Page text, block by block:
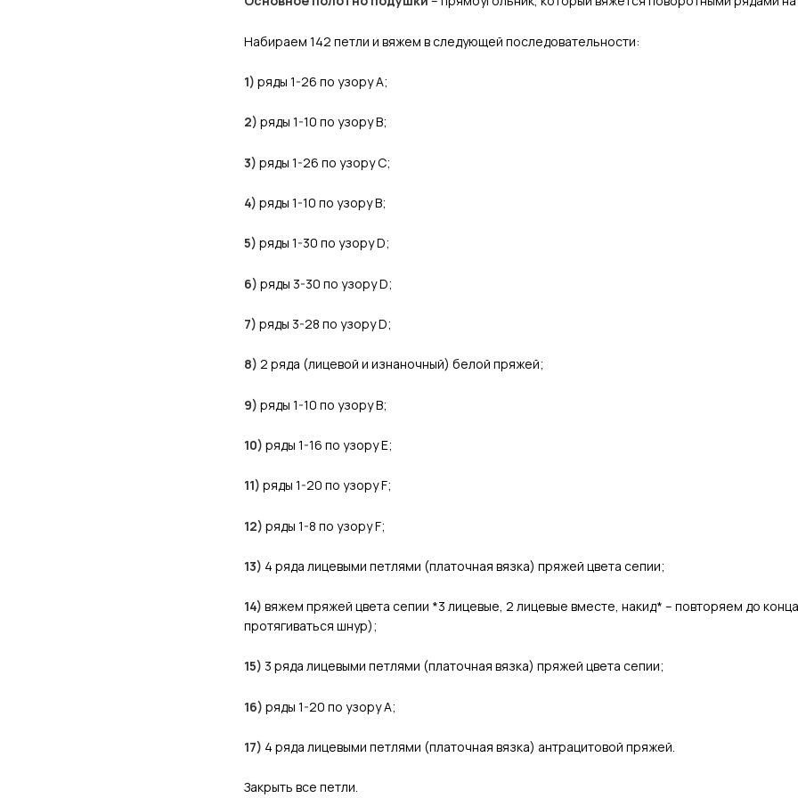
Набираем 142 петли и вяжем в следующей последовательности:
1) ряды 1-26 по узору А;
2) ряды 1-10 по узору В;
3) ряды 1-26 по узору С;
4) ряды 1-10 по узору В;
5) ряды 1-30 по узору D;
6) ряды 3-30 по узору D;
7) ряды 3-28 по узору D;
8) 2 ряда (лицевой и изнаночный) белой пряжей;
9) ряды 1-10 по узору В;
10) ряды 1-16 по узору Е;
11) ряды 1-20 по узору F;
12) ряды 1-8 по узору F;
13) 4 ряда лицевыми петлями (платочная вязка) пряжей цвета сепии;
14) вяжем пряжей цвета сепии *3 лицевые, 2 лицевые вместе, накид* – повторяем до
протягиваться шнур);
15) 3 ряда лицевыми петлями (платочная вязка) пряжей цвета сепии;
16) ряды 1-20 по узору А;
17) 4 ряда лицевыми петлями (платочная вязка) антрацитовой пряжей.
Закрыть все петли.